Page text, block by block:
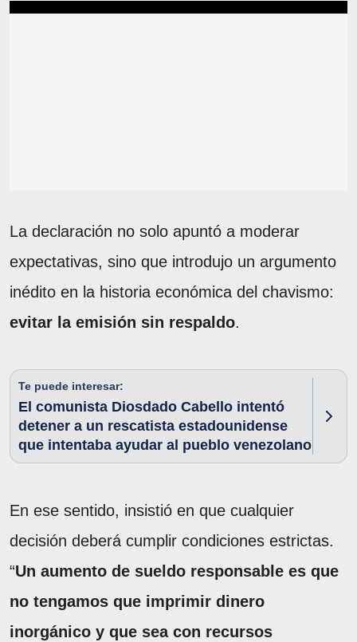
La declaración no solo apuntó a moderar
expectativas, sino que introdujo un argumento
inédito en la historia económica del chavismo:
evitar la emisión sin respaldo.
Te puede interesar:
El comunista Diosdado Cabello intentó
detener a un rescatista estadounidense
que intentaba ayudar al pueblo venezolano
En ese sentido, insistió en que cualquier
decisión deberá cumplir condiciones estrictas.
“Un aumento de sueldo responsable es que
no tengamos que imprimir dinero
inorgánico y que sea con recursos